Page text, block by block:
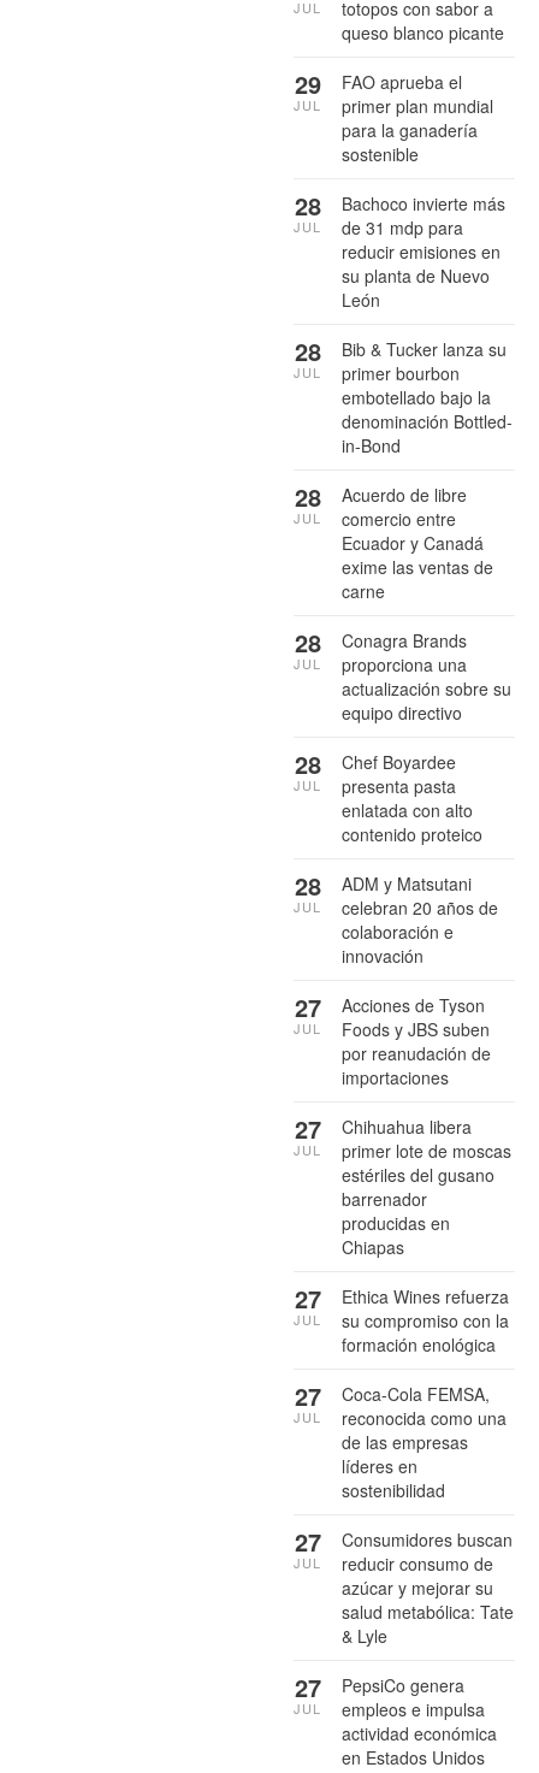
totopos con sabor a
queso blanco picante
JUL
FAO aprueba el
primer plan mundial
para la ganadería
sostenible
29
JUL
Bachoco invierte más
de 31 mdp para
reducir emisiones en
su planta de Nuevo
León
28
JUL
Bib & Tucker lanza su
primer bourbon
embotellado bajo la
denominación Bottled-
in-Bond
28
JUL
Acuerdo de libre
comercio entre
Ecuador y Canadá
exime las ventas de
carne
28
JUL
Conagra Brands
proporciona una
actualización sobre su
equipo directivo
28
JUL
Chef Boyardee
presenta pasta
enlatada con alto
contenido proteico
28
JUL
ADM y Matsutani
celebran 20 años de
colaboración e
innovación
28
JUL
Acciones de Tyson
Foods y JBS suben
por reanudación de
importaciones
27
JUL
Chihuahua libera
primer lote de moscas
estériles del gusano
barrenador
producidas en
Chiapas
27
JUL
Ethica Wines refuerza
su compromiso con la
formación enológica
27
JUL
Coca-Cola FEMSA,
reconocida como una
de las empresas
líderes en
sostenibilidad
27
JUL
Consumidores buscan
reducir consumo de
azúcar y mejorar su
salud metabólica: Tate
& Lyle
27
JUL
PepsiCo genera
empleos e impulsa
actividad económica
en Estados Unidos
27
JUL